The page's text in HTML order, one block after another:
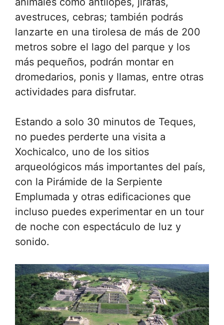
avestruces, cebras; también podrás
lanzarte en una tirolesa de más de 200
metros sobre el lago del parque y los
más pequeños, podrán montar en
dromedarios, ponis y llamas, entre otras
actividades para disfrutar.
Estando a solo 30 minutos de Teques,
no puedes perderte una visita a
Xochicalco, uno de los sitios
arqueológicos más importantes del país,
con la Pirámide de la Serpiente
Emplumada y otras edificaciones que
incluso puedes experimentar en un tour
de noche con espectáculo de luz y
sonido.